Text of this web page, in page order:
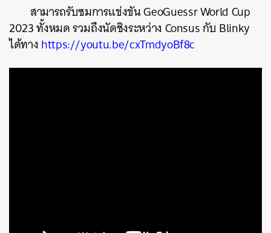
สามารถรับชมการแข่งขัน GeoGuessr World Cup
2023 ทั้งหมด รวมถึงนัดชิงระหว่าง Consus กับ Blinky
ได้ทางhttps://youtu.be/cxTmdyoBf8c